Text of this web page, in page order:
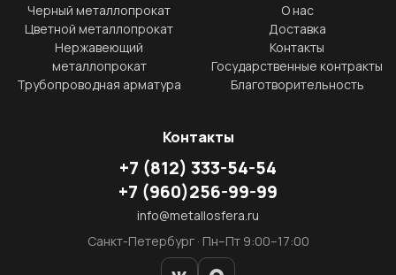
Черный металлопрокат
Цветной металлопрокат
Нержавеющий
металлопрокат
Трубопроводная арматура
О нас
Доставка
Контакты
Государственные контракты
Благотворительность
Контакты
+7 (812) 333-54-54
+7 (960)256-99-99
info@metallosfera.ru
Санкт-Петербург · Пн–Пт 9:00–17:00